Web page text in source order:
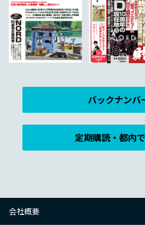
バックナンバ
定期購読・都内
会社概要